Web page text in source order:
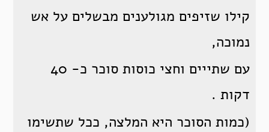
קילו שזיפים מגולענים מבשלים על אש
נמוכה,
עם שתייים וחצי כוסות סוכר כ- 40
דקות .
(כמות הסוכר היא המלצה, ככל שתשימו